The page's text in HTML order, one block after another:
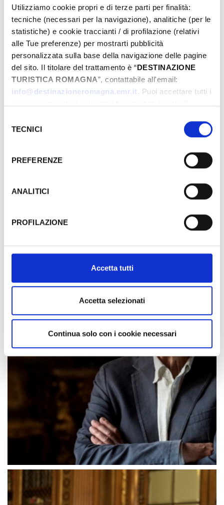
Utilizziamo cookie propri e di terze parti per finalità:
tecniche (necessari per la navigazione), analitiche (per le
statistiche) e cookie traccianti / di profilazione (relativi
alle Tue preferenze) per mostrarti pubblicità
personalizzata sulla base della navigazione delle pagine
del sito. Il titolare del trattamento è “DESTINAZIONE
TURISTICA ROMAGNA”, contattabile all'email:
info@destinazioneromagna.emr.it. Puoi accettare tutti i
gestire le tue preferenze facendo clic su “Personalizza”.
Qualora acconsenti a tutti i cookie i Tuoi dati potranno
attualmente non fornisce garanzie idonee per il
l’implementazione di misure supplementari di sicurezza a
Tutela dei navigatori, che abbiamo valutato essere
informazioni complete sul trattamento dati clicca qui:
delTECNICI
PREFERENZE
ANALITICI
PROFILAZIONE
Accetta tutti
Accetta selezionati
Continua solo con i cookie necessari
https://italianglobalseriesfestival.it/calendario-
eventi/